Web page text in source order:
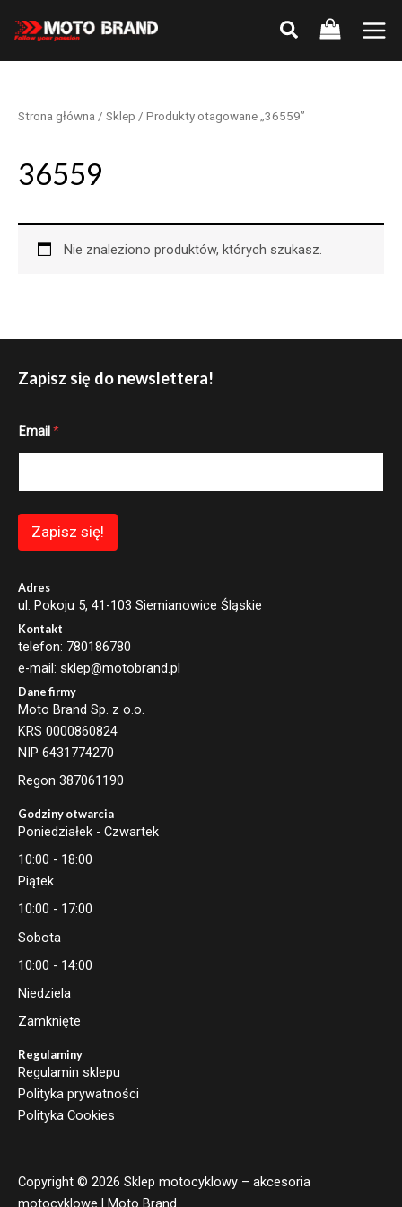
Main
Strona główna / Sklep / Produkty otagowane „36559”
36559
Nie znaleziono produktów, których szukasz.
Zapisz się do newslettera!
m
*
i
Email *
Zapisz się!
Adres
ul. Pokoju 5, 41-103 Siemianowice Śląskie
Kontakt
telefon: 780186780
e-mail: sklep@motobrand.pl
Dane firmy
Moto Brand Sp. z o.o.
KRS 0000860824
NIP 6431774270
Regon 387061190
Godziny otwarcia
Poniedziałek - Czwartek
10:00 - 18:00
Piątek
10:00 - 17:00
Sobota
10:00 - 14:00
Niedziela
Zamknięte
Regulaminy
Regulamin sklepu
Polityka prywatności
Polityka Cookies
Copyright © 2026 Sklep motocyklowy – akcesoria
motocyklowe | Moto Brand